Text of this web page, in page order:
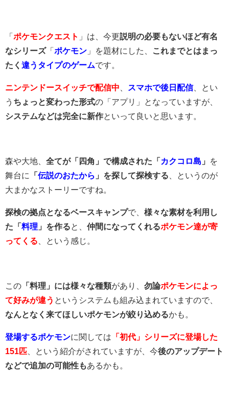
「 ポケモンクエスト 」は、今更説明の必要もないほど有名
なシリーズ「 ポケモン 」を題材にした、
これまでとはまっ
たく 違うタイプのゲームです。
ニンテンドースイッチで配信中 スマホで後日配信、とい
う ちょっと変わった形式の「アプリ」となっていますが、
システムなどは完全に新作といって良いと思います。
森や大地、 全てが「四角」で構成された「 カクコロ島 」
を
舞台に
「 伝説のおたから 」を探して探検する 、というのが
大まかなストーリーですね。
探検の拠点となるベースキャンプで、 様々な素材を利用し
た「 料理 」を作る と、 仲間になってくれるポケモン達が寄
ってくる 、という感じ。
この 「料理」には様々な種類があり、 勿論ポケモンによっ
て好みが違う というシステムも組み込まれていますので、
なんとなく来てほしいポケモンが絞り込めるかも。
登場するポケモンに関しては 「初代」シリーズに登場した
151匹 、という紹介がされていますが、今後のアップデート
などで追加の可能性もあるかも。